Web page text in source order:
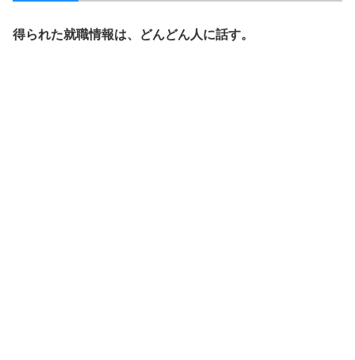
得られた就職情報は、どんどん人に話す。